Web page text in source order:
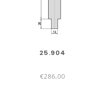
25.904
€286,00